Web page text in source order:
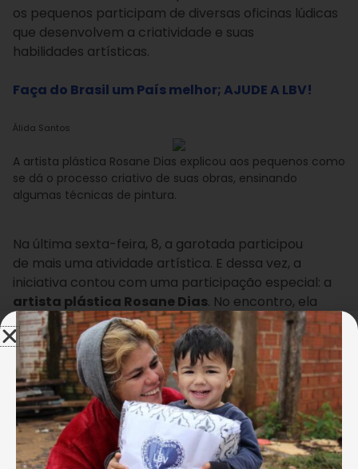
os pequenos participam de diversas oficinas lúdicas
que desenvolvem a criatividade e suas
habilidades artísticas.
Faça do Brasil um País melhor; AJUDE A LBV!
Álida Santos
A artista plástica Rosane Dias explicou aos pequenos como
se dá o processo criativo de suas obras, ensinando
algumas técnicas de pintura.
Na última sexta-feira, 8, a garotada participou
de mais uma atividade artística. E dessa vez, a
iniciativa contou com uma participação especial: a
artista plástica Rosane Dias. No encontro, ela
explicou aos pequenos o processo de criação de
suas obras e apresentou algumas técnicas de
pintura.
+
Por uma educação integral: conheça a nossa
proposta pedagógica